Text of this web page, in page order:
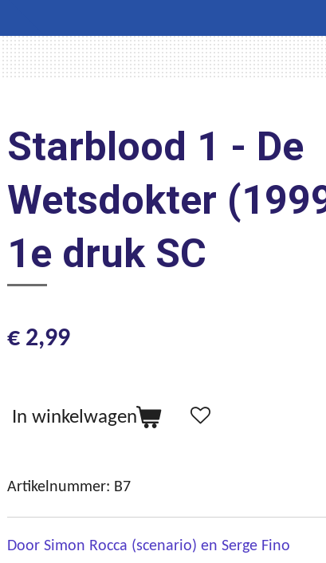
Starblood 1 - De
Wetsdokter
1e druk SC
€ 2,99
In winkelwagen
Artikelnummer: B7
Door Simon Rocca (scenario) en Serge Fino